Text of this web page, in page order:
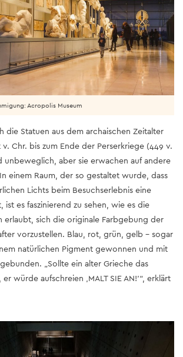
die Statuen aus dem archaischen Zeitalter
Chr. bis zum Ende der Perserkriege (449 v.
unbeweglich, aber sie erwachen auf andere
einem Raum, der so gestaltet wurde, dass
Lichts beim Besuchserlebnis eine
ist es faszinierend zu sehen, wie es die
erlaubt, sich die originale Farbgebung der
vorzustellen. Blau, rot, grün, gelb – sogar
natürlichen Pigment gewonnen und mit
„Sollte ein alter Grieche das
würde aufschreien ‚MALT SIE AN!’“, erklärt
Acropolis Museum